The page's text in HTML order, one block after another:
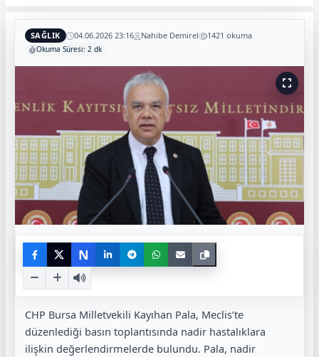
SAĞLIK 04.06.2026 23:16 Nahibe Demirel 1421 okuma
Okuma Süresi: 2 dk
N
CHP Bursa Milletvekili Kayıhan Pala, Meclis’te
düzenlediği basın toplantısında nadir hastalıklara
ilişkin değerlendirmelerde bulundu. Pala, nadir